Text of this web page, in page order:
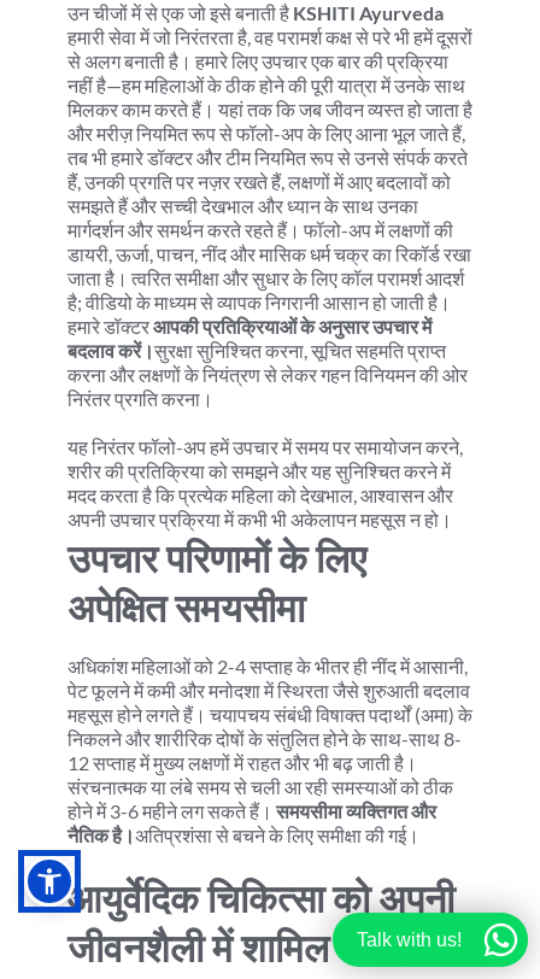
उन चीजों में से एक जो इसे बनाती है KSHITI Ayurveda
हमारी सेवा में जो निरंतरता है, वह परामर्श कक्ष से परे भी हमें दूसरों
से अलग बनाती है। हमारे लिए उपचार एक बार की प्रक्रिया
नहीं है—हम महिलाओं के ठीक होने की पूरी यात्रा में उनके साथ
मिलकर काम करते हैं। यहां तक कि जब जीवन व्यस्त हो जाता है
और मरीज़ नियमित रूप से फॉलो-अप के लिए आना भूल जाते हैं,
तब भी हमारे डॉक्टर और टीम नियमित रूप से उनसे संपर्क करते
हैं, उनकी प्रगति पर नज़र रखते हैं, लक्षणों में आए बदलावों को
समझते हैं और सच्ची देखभाल और ध्यान के साथ उनका
मार्गदर्शन और समर्थन करते रहते हैं। फॉलो-अप में लक्षणों की
डायरी, ऊर्जा, पाचन, नींद और मासिक धर्म चक्र का रिकॉर्ड रखा
जाता है। त्वरित समीक्षा और सुधार के लिए कॉल परामर्श आदर्श
है; वीडियो के माध्यम से व्यापक निगरानी आसान हो जाती है।
हमारे डॉक्टर आपकी प्रतिक्रियाओं के अनुसार उपचार में
बदलाव करें।सुरक्षा सुनिश्चित करना, सूचित सहमति प्राप्त
करना और लक्षणों के नियंत्रण से लेकर गहन विनियमन की ओर
निरंतर प्रगति करना।
यह निरंतर फॉलो-अप हमें उपचार में समय पर समायोजन करने,
शरीर की प्रतिक्रिया को समझने और यह सुनिश्चित करने में
मदद करता है कि प्रत्येक महिला को देखभाल, आश्वासन और
अपनी उपचार प्रक्रिया में कभी भी अकेलापन महसूस न हो।
उपचार परिणामों के लिए
अपेक्षित समयसीमा
अधिकांश महिलाओं को 2-4 सप्ताह के भीतर ही नींद में आसानी,
पेट फूलने में कमी और मनोदशा में स्थिरता जैसे शुरुआती बदलाव
महसूस होने लगते हैं। चयापचय संबंधी विषाक्त पदार्थों (अमा) के
निकलने और शारीरिक दोषों के संतुलित होने के साथ-साथ 8-
12 सप्ताह में मुख्य लक्षणों में राहत और भी बढ़ जाती है।
संरचनात्मक या लंबे समय से चली आ रही समस्याओं को ठीक
होने में 3-6 महीने लग सकते हैं। समयसीमा व्यक्तिगत और
नैतिक है।अतिप्रशंसा से बचने के लिए समीक्षा की गई।
आयुर्वेदिक चिकित्सा को अपनी
जीवनशैली में शामिल करना
Talk with us!